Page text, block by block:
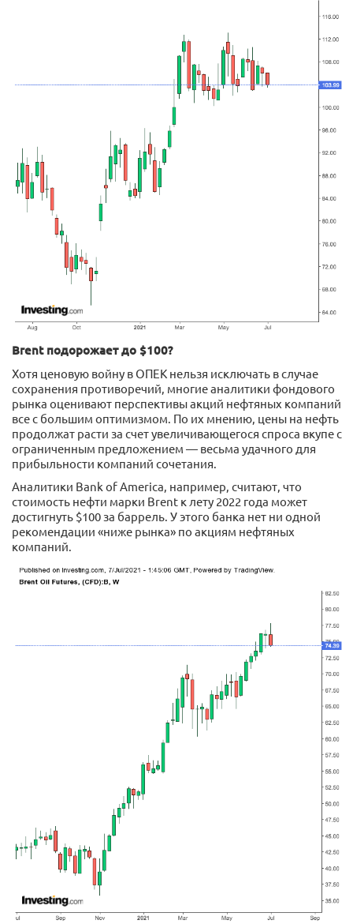
Brent подорожает до $100?
Хотя ценовую войну в ОПЕК нельзя исключать в случае
сохранения противоречий, многие аналитики фондового
рынка оценивают перспективы акций нефтяных компаний
все с большим оптимизмом. По их мнению, цены на нефть
продолжат расти за счет увеличивающегося спроса вкупе с
ограниченным предложением — весьма удачного для
прибыльности компаний сочетания.
Аналитики Bank of America, например, считают, что
стоимость нефти марки Brent к лету 2022 года может
достигнуть $100 за баррель. У этого банка нет ни одной
рекомендации «ниже рынка» по акциям нефтяных
компаний.